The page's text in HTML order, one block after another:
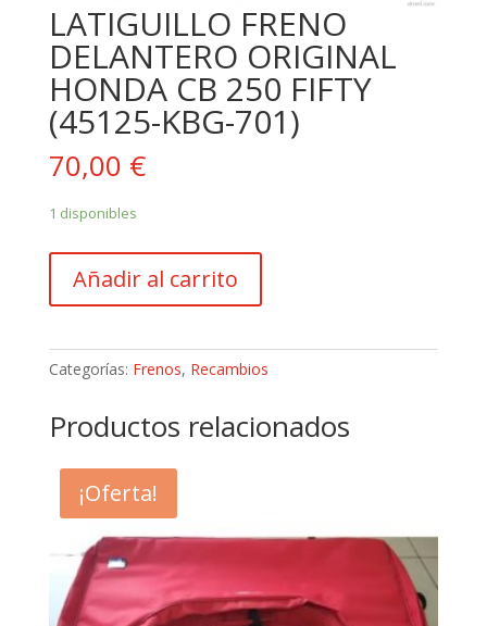
LATIGUILLO FRENO
DELANTERO ORIGINAL
HONDA CB 250 FIFTY
(45125-KBG-701)
70,00 €
1 disponibles
FRENO
DELANTERO
HONDA
250
FIFTY
(45125-
KBG-
701)
cantidad
Añadir al carrito
Categorías: Frenos, Recambios
Productos relacionados
¡Oferta!